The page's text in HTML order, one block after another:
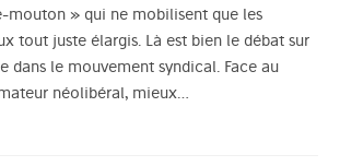
mouton » qui ne mobilisent que les
tout juste élargis. Là est bien le débat sur
dans le mouvement syndical. Face au
néolibéral, mieux…